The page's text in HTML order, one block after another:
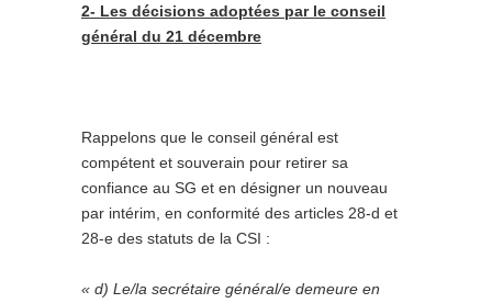
2- Les décisions adoptées par le conseil
général du 21 décembre
Rappelons que le conseil général est
compétent et souverain pour retirer sa
confiance au SG et en désigner un nouveau
par intérim, en conformité des articles 28-d et
28-e des statuts de la CSI :
« d) Le/la secrétaire général/e demeure en